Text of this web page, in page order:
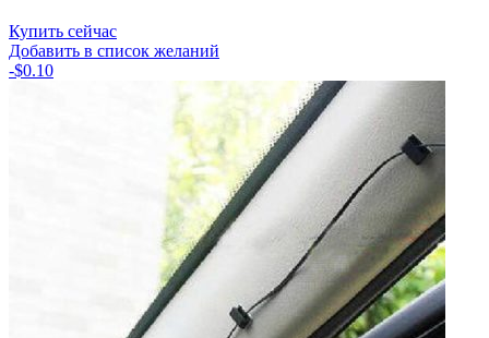
Купить сейчас
Добавить в список желаний
-$0.10